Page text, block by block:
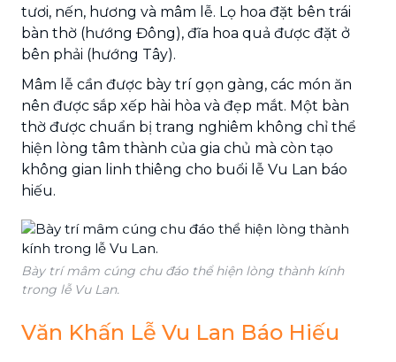
tươi, nến, hương và mâm lễ. Lọ hoa đặt bên trái
bàn thờ (hướng Đông), đĩa hoa quả được đặt ở
bên phải (hướng Tây).
Mâm lễ cần được bày trí gọn gàng, các món ăn
nên được sắp xếp hài hòa và đẹp mắt. Một bàn
thờ được chuẩn bị trang nghiêm không chỉ thể
hiện lòng tâm thành của gia chủ mà còn tạo
không gian linh thiêng cho buổi lễ Vu Lan báo
hiếu.
Bày trí mâm cúng chu đáo thể hiện lòng thành kính
trong lễ Vu Lan.
Văn Khấn Lễ Vu Lan Báo Hiếu